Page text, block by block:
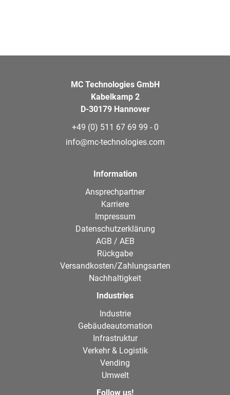
MC Technologies GmbH
Kabelkamp 2
D-30179 Hannover
+49 (0) 511 67 69 99 - 0
info@mc-technologies.com
Information
Ansprechpartner
Karriere
Impressum
Datenschutzerklärung
AGB / AEB
Rückgabe
Versandkosten/Zahlungsarten
Nachhaltigkeit
Industries
Industrie
Gebäudeautomation
Infrastruktur
Verkehr & Logistik
Vending
Umwelt
Follow us!